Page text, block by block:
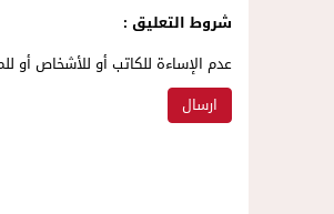
شروط التعليق :
عدم الإساءة للكاتب أو للأشخاص أو